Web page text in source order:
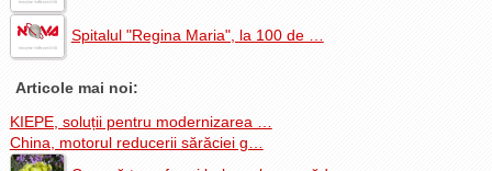
Spitalul "Regina Maria", la 100 de …
Articole mai noi:
KIEPE, soluții pentru modernizarea …
China, motorul reducerii sărăciei g…